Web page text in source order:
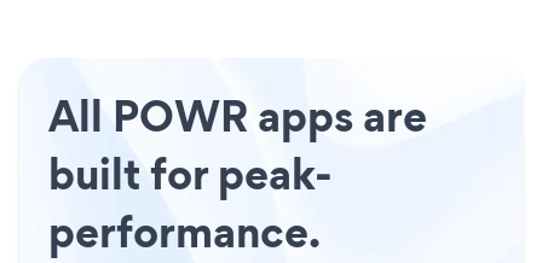
All POWR apps are
built for peak-
performance.